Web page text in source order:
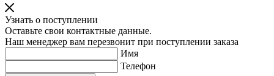
Узнать о поступлении
Оставьте свои контактные данные.
Наш менеджер вам перезвонит при поступлении заказа
Имя
Телефон